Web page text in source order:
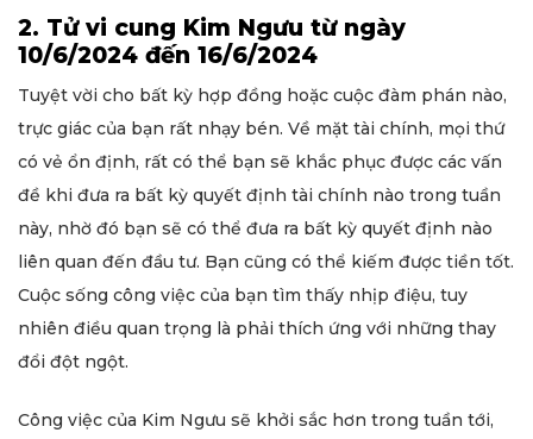
2. Tử vi cung Kim Ngưu từ ngày
10/6/2024 đến 16/6/2024
Tuyệt vời cho bất kỳ hợp đồng hoặc cuộc đàm phán nào,
trực giác của bạn rất nhạy bén. Về mặt tài chính, mọi thứ
có vẻ ổn định, rất có thể bạn sẽ khắc phục được các vấn
đề khi đưa ra bất kỳ quyết định tài chính nào trong tuần
này, nhờ đó bạn sẽ có thể đưa ra bất kỳ quyết định nào
liên quan đến đầu tư. Bạn cũng có thể kiếm được tiền tốt.
Cuộc sống công việc của bạn tìm thấy nhịp điệu, tuy
nhiên điều quan trọng là phải thích ứng với những thay
đổi đột ngột.
Công việc của Kim Ngưu sẽ khởi sắc hơn trong tuần tới,